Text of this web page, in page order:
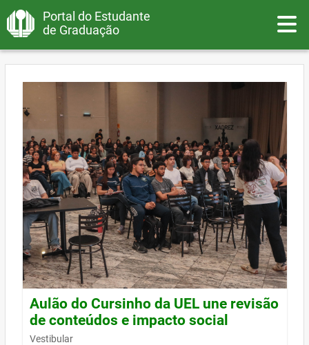
Portal do Estudante
de Graduação
Aulão do Cursinho da UEL une revisão
de conteúdos e impacto social
Vestibular